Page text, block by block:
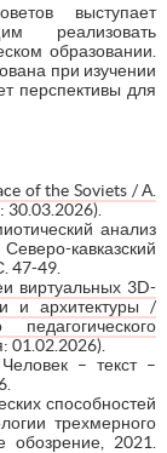
выступает
реализовать
образовании.
при изучении
перспективы для
of the Soviets / А.
30.03.2026).
анализ
кавказский
47-49.
виртуальных 3D-
и архитектуры /
01.02.2026).
– текст –
способностей
трехмерного
обозрение, 2021.